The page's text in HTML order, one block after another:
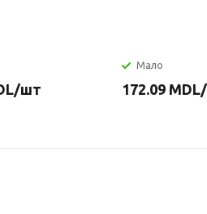
/шт
Мало
172.09 MDL